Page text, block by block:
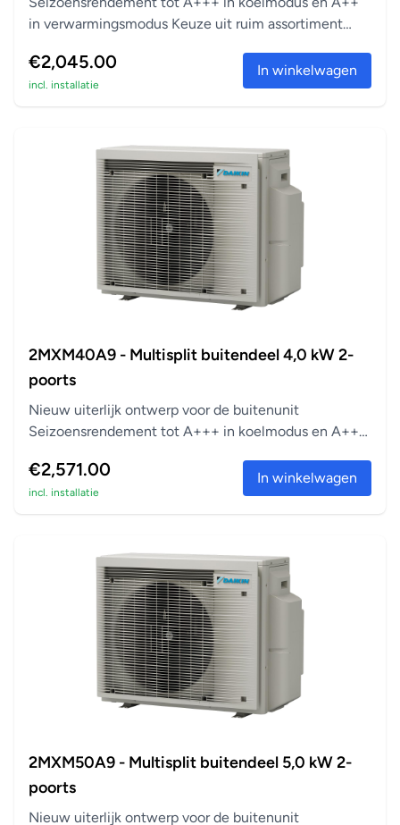
in verwarmingsmodus Keuze uit ruim assortiment
€2,045.00
incl. installatie
In winkelwagen
2MXM40A9 - Multisplit buitendeel 4,0 kW 2-
poorts
Nieuw uiterlijk ontwerp voor de buitenunit
Seizoensrendement tot A+++ in koelmodus en A++
€2,571.00
incl. installatie
In winkelwagen
2MXM50A9 - Multisplit buitendeel 5,0 kW 2-
poorts
Nieuw uiterlijk ontwerp voor de buitenunit